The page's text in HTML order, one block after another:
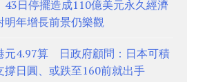
43日停擺造成110億美元永久經濟
年增長前景仍樂觀
元4.97算 日政府顧問：日本可積
撐日圓、或跌至160前就出手